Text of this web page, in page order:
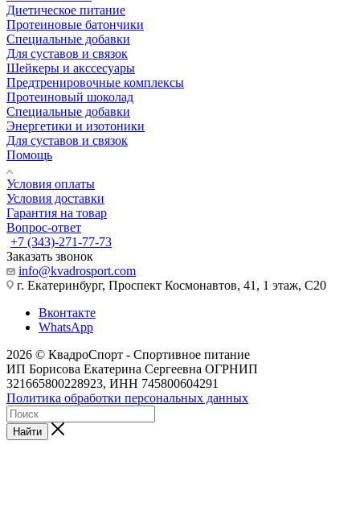
Диетическое питание
Протеиновые батончики
Специальные добавки
Для суставов и связок
Шейкеры и акссесуары
Предтренировочные комплексы
Протеиновый шоколад
Специальные добавки
Энергетики и изотоники
Для суставов и связок
Помощь
Условия оплаты
Условия доставки
Гарантия на товар
Вопрос-ответ
+7 (343)-271-77-73
Заказать звонок
info@kvadrosport.com
г. Екатеринбург, Проспект Космонавтов, 41, 1 этаж, С20
Вконтакте
WhatsApp
2026 © КвадроСпорт - Спортивное питание
ИП Борисова Екатерина Сергеевна ОГРНИП
321665800228923, ИНН 745800604291
Политика обработки персональных данных
Найти